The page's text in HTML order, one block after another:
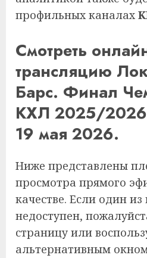
профильных каналах
Смотреть
трансляцию
Барс. Финал
КХЛ 2025/
19 мая 2026.
Ниже представлены
просмотра прямого
качестве. Если один из
недоступен,
страницу или
альтернативным